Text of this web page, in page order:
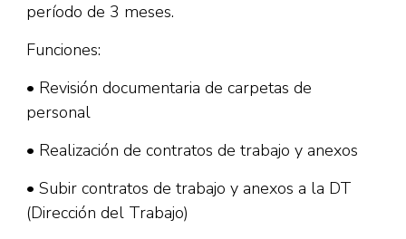
período de 3 meses.
Funciones:
• Revisión documentaria de carpetas de
personal
• Realización de contratos de trabajo y anexos
• Subir contratos de trabajo y anexos a la DT
(Dirección del Trabajo)